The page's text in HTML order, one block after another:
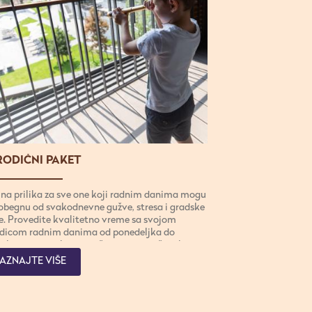
PAKET
prilika za sve one koji radnim danima mogu
od svakodnevne gužve, stresa i gradske
Provedite kvalitetno vreme sa svojom
radnim danima od ponedeljka do
u nedovoljno istraženom podnožju planine
VIŠE